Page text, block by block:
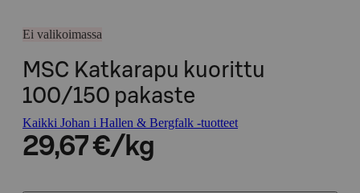
Ei valikoimassa
MSC Katkarapu kuorittu
100/150 pakaste
Kaikki Johan i Hallen & Bergfalk -tuotteet
29,67 €/kg